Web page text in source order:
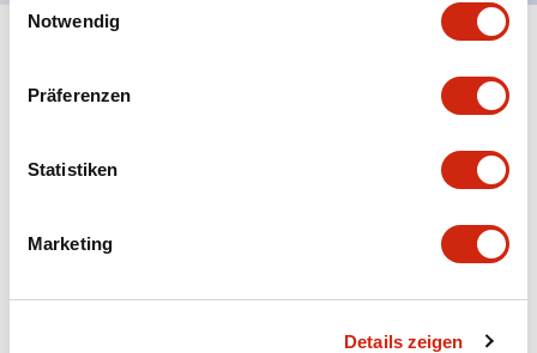
Notwendig
Präferenzen
Statistiken
Marketing
Details zeigen
Electrical Specifications (rated illuminated